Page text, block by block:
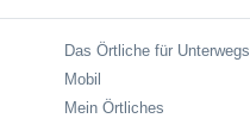
Das Örtliche für Unterwegs
Mobil
Mein Örtliches